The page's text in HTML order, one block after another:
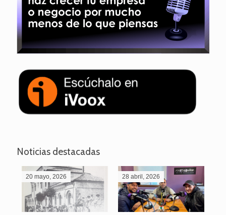
Noticias destacadas
20 mayo, 2026 28 abril, 2026